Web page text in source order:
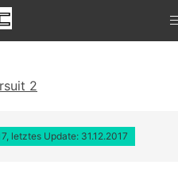
2
letztes Update: 31.12.2017